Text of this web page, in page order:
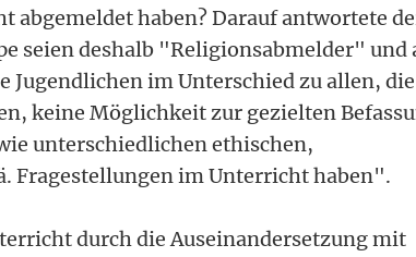
abgemeldet haben? Darauf antwortete
seien deshalb "Religionsabmelder" und
Jugendlichen im Unterschied zu allen,
keine Möglichkeit zur gezielten
unterschiedlichen ethischen,
Fragestellungen im Unterricht haben".
durch die Auseinandersetzung mit